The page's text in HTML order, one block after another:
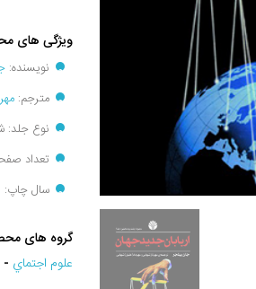
ویژگی های
نویسنده:
مترجم:
نوع جلد:
تعداد
سال چاپ: 1402
گروه های
علوم اجتماي -